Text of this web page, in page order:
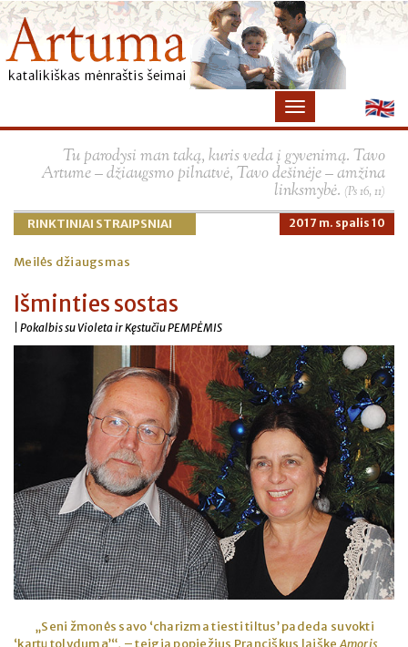
Tu parodysi man taką, kuris veda į gyvenimą. Tavo
Artume – džiaugsmo pilnatvė, Tavo dešinėje – amžina
linksmybė. (Ps 16, 11)
RINKTINIAI STRAIPSNIAI 2017 m. spalis 10
Meilės džiaugsmas
Išminties sostas
| Pokalbis su Violeta ir Kęstučiu PEMPĖMIS
„Seni žmonės savo ‘charizma tiesti tiltus’ padeda suvokti
‘kartų tolydumą’“, – teigia popiežius Pranciškus laiškeAmoris